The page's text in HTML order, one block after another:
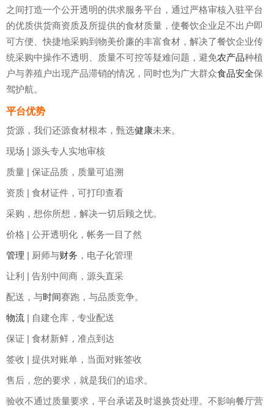
之间打造一个公开透明的供求服务平台，通过严格审核入驻平台
的优质供货商资质及所提供的食材质量，使餐饮企业足不出户即
可方便、快捷地采购到物美价廉的丰富食材，解决了餐饮企业传
统采购中操作不透明、质量不可控等疑难问题，避免农产品种植
户与养殖户出现产品滞销的情况，同时也为广大群众食品安全保
驾护航。
平台优势
货源，我们还源食材根本，甄选健康未来。
现场 | 源头专人实地审核
质量 | 保证品质，质量可追溯
资质 | 食材证件，可打印查看
采购，想你所想，解决一切后顾之忧。
价格 | 公开透明化，帐务一目了然
管理 | 厨师与财务 ，电子化管理
让利 | 告别中间商，源头直采
配送，与时间赛跑，与品质竞争。
物流 | 自建仓库，专业配送
保证 | 食材新鲜，准点到达
签收 | 提供对账单，当面对账签收
售后，您的要求，就是我们的追求。
验收不通过质量要求，平台承诺及时退换货处理。不影响餐厅营